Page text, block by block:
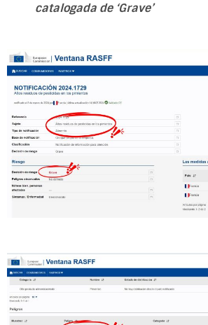
catalogada de ‘Grave’